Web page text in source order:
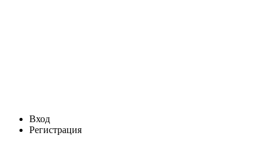
Вход
Регистрация